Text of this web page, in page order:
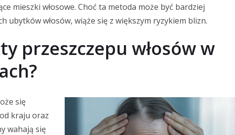
mieszki włosowe. Choć ta metoda może być bardziej
ubytków włosów, wiąże się z większym ryzykiem blizn.
przeszczepu włosów w
się
kraju oraz
wahają się